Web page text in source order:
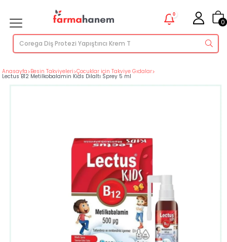
0
0
Anasayfa>Besin Takviyeleri>Çocuklar için Takviye Gıdalar>
Lectus B12 Metilkobalamin Kids Dilaltı Sprey 5 ml